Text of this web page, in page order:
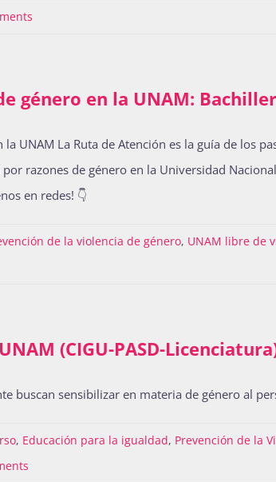
género en la UNAM:
UNAM La Ruta de Atención es la guía de los
razones de género en la Universidad
en redes! 👇
de la violencia de género, UNAM libre de
(CIGU-PASD-
buscan sensibilizar en materia de género al
, Educación para la igualdad, Prevención de la